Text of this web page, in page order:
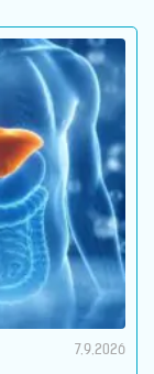
7.9.2026